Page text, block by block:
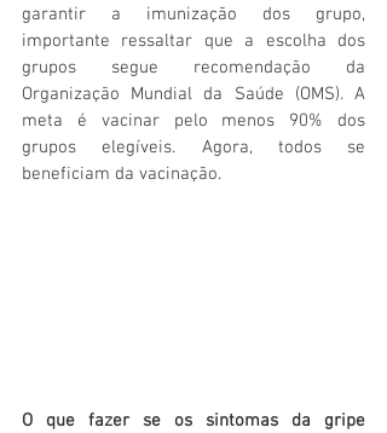
garantir a imunização dos grupo,
importante ressaltar que a escolha dos
grupos segue recomendação da
Organização Mundial da Saúde (OMS). A
meta é vacinar pelo menos 90% dos
grupos elegíveis. Agora, todos se
beneficiam da vacinação.
O que fazer se os sintomas da gripe